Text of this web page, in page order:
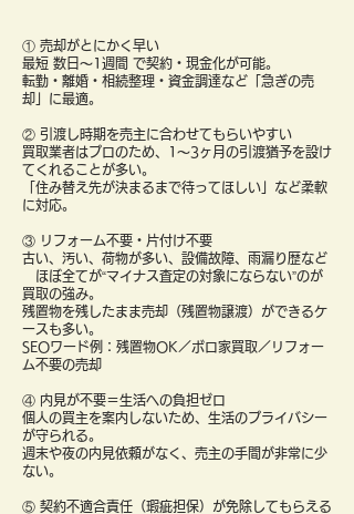
① 売却がとにかく早い
最短 数日〜1週間 で契約・現金化が可能。
転勤・離婚・相続整理・資金調達など「急ぎの売
却」に最適。
② 引渡し時期を売主に合わせてもらいやすい
買取業者はプロのため、1〜3ヶ月の引渡猶予を設け
てくれることが多い。
「住み替え先が決まるまで待ってほしい」など柔軟
に対応。
③ リフォーム不要・片付け不要
古い、汚い、荷物が多い、設備故障、雨漏り歴など
ほぼ全てが“マイナス査定の対象にならない”のが
買取の強み。
残置物を残したまま売却（残置物譲渡）ができるケ
ースも多い。
SEOワード例：残置物OK／ボロ家買取／リフォー
ム不要の売却
④ 内見が不要＝生活への負担ゼロ
個人の買主を案内しないため、生活のプライバシー
が守られる。
週末や夜の内見依頼がなく、売主の手間が非常に少
ない。
⑤ 契約不適合責任（瑕疵担保）が免除してもらえる